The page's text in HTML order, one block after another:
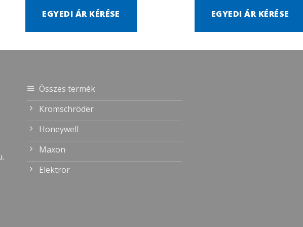
EGYEDI ÁR KÉRÉSE EGYEDI ÁR KÉRÉSE
Összes termék
Kromschröder
Honeywell
Maxon
Elektror